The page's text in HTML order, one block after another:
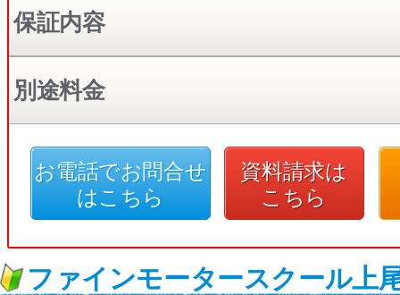
保証内容
別途料金
お電話でお問合せ
はこちら
資料請求は
こちら
ファインモータースクール上